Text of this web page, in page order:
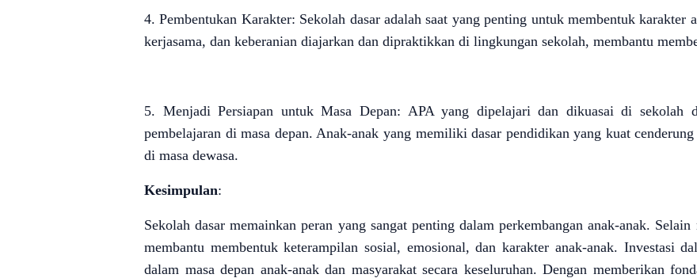
4. Pembentukan Karakter: Sekolah dasar adalah saat yang penting untuk membentuk
kerjasama, dan keberanian diajarkan dan dipraktikkan di lingkungan sekolah, membantu
5. Menjadi Persiapan untuk Masa Depan: APA yang dipelajari dan dikuasai di sekolah
pembelajaran di masa depan. Anak-anak yang memiliki dasar pendidikan yang kuat
di masa dewasa.
Kesimpulan:
Sekolah dasar memainkan peran yang sangat penting dalam perkembangan anak-anak.
membantu membentuk keterampilan sosial, emosional, dan karakter anak-anak. Investasi
dalam masa depan anak-anak dan masyarakat secara keseluruhan. Dengan memberikan